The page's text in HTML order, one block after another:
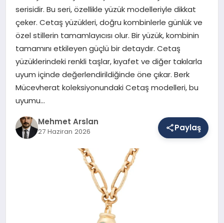
SAĞLIK
EĞITIM
DÜNYA
serisidir. Bu seri, özellikle yüzük modelleriyle dikkat
çeker. Cetaş yüzükleri, doğru kombinlerle günlük ve
özel stillerin tamamlayıcısı olur. Bir yüzük, kombinin
tamamını etkileyen güçlü bir detaydır. Cetaş
yüzüklerindeki renkli taşlar, kıyafet ve diğer takılarla
uyum içinde değerlendirildiğinde öne çıkar. Berk
Mücevherat koleksiyonundaki Cetaş modelleri, bu
uyumu…
Mehmet Arslan
27 Haziran 2026 Paylaş